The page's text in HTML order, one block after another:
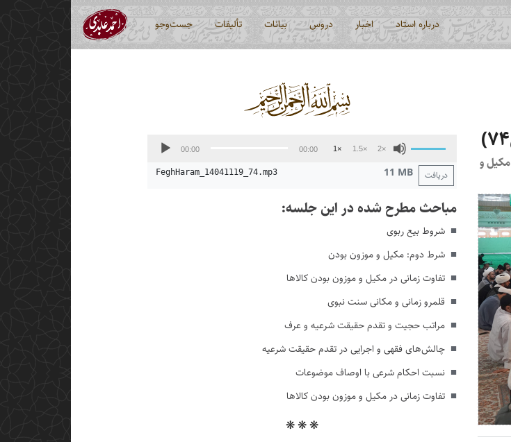
درباره استاد اخبار دروس بیانات تألیفات جست‌وجو
و
00:00 00:00 1× 1.5× 2×
یا
صدا
کلیدهای
بالا
پایین
استفاده
دریافت 11 MB
FeghHaram_14041119_74.mp3
مباحث مطرح شده در این جلسه:
شروط بیع ربوی
شرط دوم: مکیل و موزون بودن
تفاوت زمانی در مکیل و موزون بودن کالاها
قلمرو زمانی و مکانی سنت نبوی
مراتب حجیت و تقدم حقیقت شرعیه و عرف
چالش‌های فقهی و اجرایی در تقدم حقیقت شرعیه
نسبت احکام شرعی با اوصاف موضوعات
تفاوت زمانی در مکیل و موزون بودن کالاها
❋ ❋ ❋